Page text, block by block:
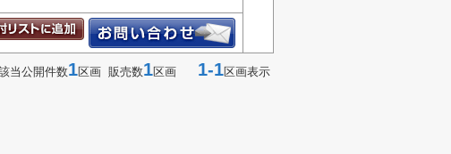
当公開件数1区画 販売数1区画 1-1区画表示